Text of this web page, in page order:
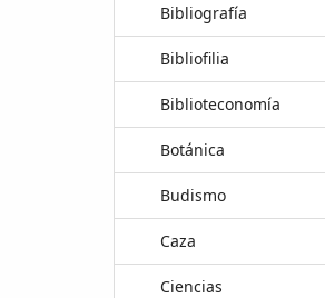
Bibliografía
Bibliofilia
Biblioteconomía
Botánica
Budismo
Caza
Ciencias